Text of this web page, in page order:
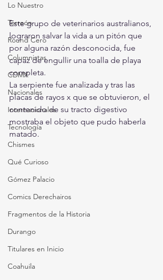
Lo Nuestro
Torreón
Round Cero
Columnistas
CDMX
Nacionales
Internacionales
Tecnología
Chismes
Qué Curioso
Gómez Palacio
Comics Derechairos
Fragmentos de la Historia
Durango
Titulares en Inicio
Coahuila
Este grupo de veterinarios australianos,
lograron salvar la vida a un pitón que
por alguna razón desconocida, fue
capaz de engullir una toalla de playa
completa.
La serpiente fue analizada y tras las
placas de rayos x que se obtuvieron, el
contenido de su tracto digestivo
mostraba el objeto que pudo haberla
matado.